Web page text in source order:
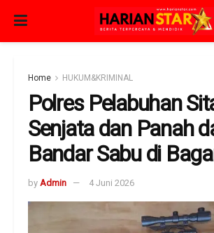
Home HUKUM&KRIMINAL
Polres Pelabuhan
Senjata dan Panah
Bandar Sabu di
by Admin 4 Juni 2026